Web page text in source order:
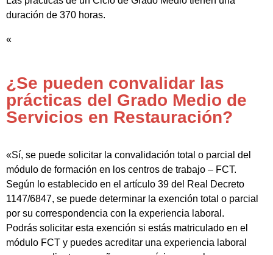
duración de 370 horas.
«
¿Se pueden convalidar las
prácticas del Grado Medio de
Servicios en Restauración?
«Sí, se puede solicitar la convalidación total o parcial del
módulo de formación en los centros de trabajo – FCT.
Según lo establecido en el artículo 39 del Real Decreto
1147/6847, se puede determinar la exención total o parcial
por su correspondencia con la experiencia laboral.
Podrás solicitar esta exención si estás matriculado en el
módulo FCT y puedes acreditar una experiencia laboral